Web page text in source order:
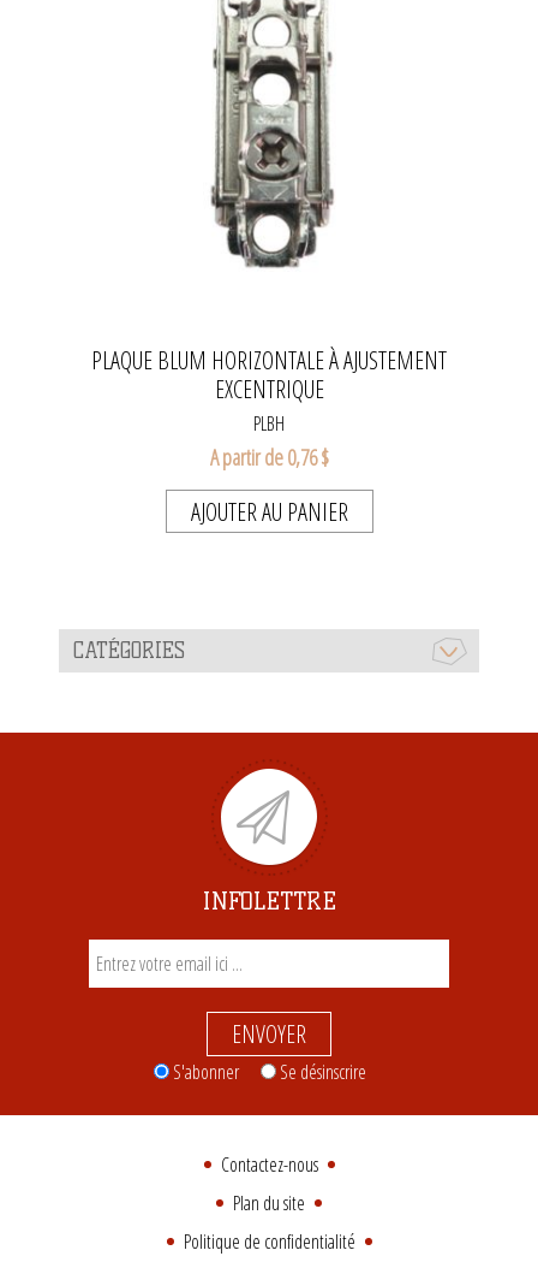
PLAQUE BLUM HORIZONTALE À AJUSTEMENT
EXCENTRIQUE
PLBH
A partir de 0,76 $
AJOUTER AU PANIER
CATÉGORIES
INFOLETTRE
ENVOYER
S'abonner Se désinscrire
Contactez-nous
Plan du site
Politique de confidentialité